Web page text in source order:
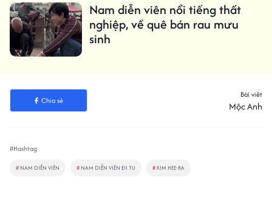
Nam diễn viên nổi tiếng thất
nghiệp, về quê bán rau mưu
sinh
Chia sẻ
Bài viết
Mộc Anh
#Hashtag
# NAM DIỄN VIÊN # NAM DIỄN VIÊN ĐI TU # KIM HEE-RA